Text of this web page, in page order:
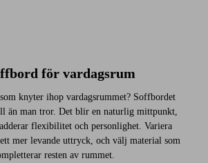
för vardagsrum
knyter ihop vardagsrummet? Soffbordet
än man tror. Det blir en naturlig mittpunkt,
flexibilitet och personlighet. Variera
mer levande uttryck, och välj material som
resten av rummet.